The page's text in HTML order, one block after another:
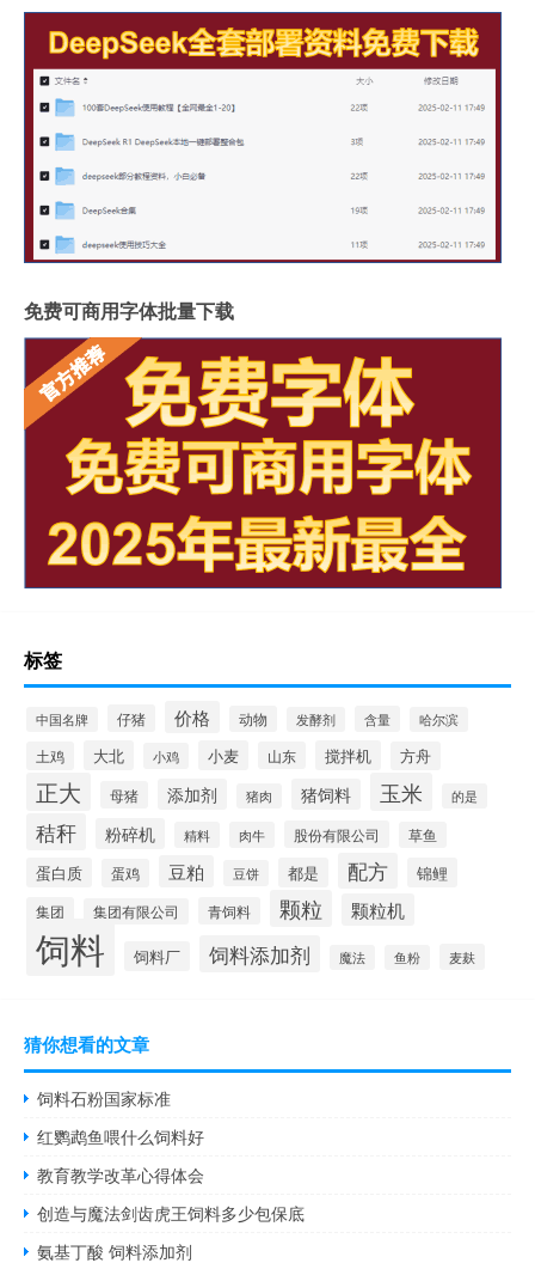
免费可商用字体批量下载
标签
中国名牌 仔猪 价格 动物 发酵剂 含量 哈尔滨
土鸡 大北 小鸡 小麦 山东 搅拌机 方舟
正大 母猪 添加剂 猪肉 猪饲料 玉米 的是
秸秆 粉碎机 精料 肉牛 股份有限公司 草鱼
蛋白质 蛋鸡 豆粕 豆饼 都是 配方 锦鲤
集团 集团有限公司 青饲料 颗粒 颗粒机
饲料 饲料厂 饲料添加剂 魔法 鱼粉 麦麸
猜你想看的文章
饲料石粉国家标准
红鹦鹉鱼喂什么饲料好
教育教学改革心得体会
创造与魔法剑齿虎王饲料多少包保底
氨基丁酸 饲料添加剂